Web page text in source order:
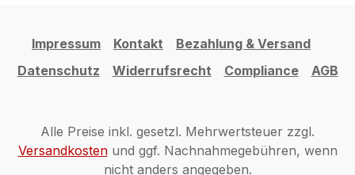
Impressum Kontakt
Bezahlung & Versand
Datenschutz
Widerrufsrecht Compliance AGB
Alle Preise inkl. gesetzl. Mehrwertsteuer zzgl.
Versandkostenund ggf. Nachnahmegebühren, wenn
nicht anders angegeben.